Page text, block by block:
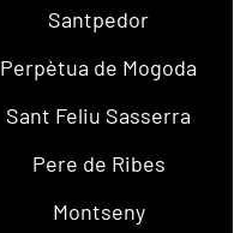
Santpedor
Perpètua de Mogoda
Sant Feliu Sasserra
Pere de Ribes
Montseny